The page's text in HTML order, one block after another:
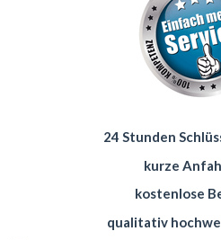
24 Stunden
kurze
kostenlose
qualitativ